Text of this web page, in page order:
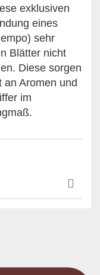
exklusiven
eines
sehr
Blätter nicht
Diese sorgen
an Aromen und
im